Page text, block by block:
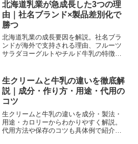
です。
北海道乳業が急成長した3つの理
由｜社名ブランド×製品差別化で
勝つ
北海道乳業の成長要因を解説。社名ブラ
ンドが海外で支持される理由、フルーツ
サラダヨーグルトやチルド牛乳の特徴、
生クリームと牛乳の違いを徹底解
説｜成分・作り方・用途・代用の
コツ
生クリームと牛乳の違いを成分・製法・
用途・カロリーからわかりやすく解説。
代用方法や保存のコツも具体例で紹介し